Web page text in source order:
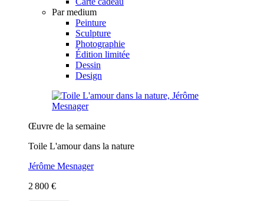
Par medium
Peinture
Sculpture
Photographie
Édition limitée
Dessin
Design
Œuvre de la semaine
Toile L'amour dans la nature
Jérôme Mesnager
2 800 €